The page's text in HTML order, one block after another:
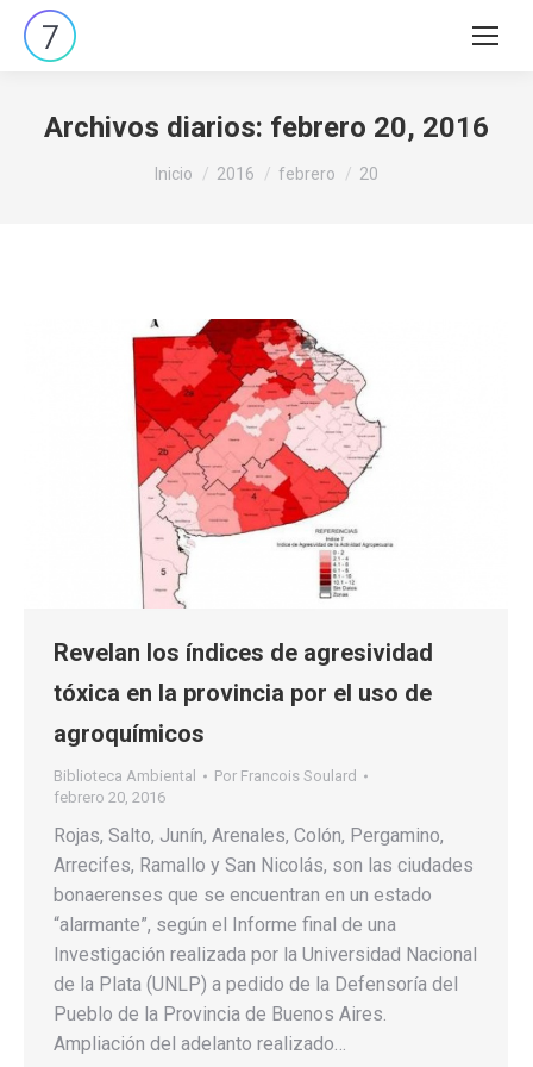
Buscar:
Archivos diarios: febrero 20, 2016
Estás aquí:
Inicio 2016 febrero 20
Revelan los índices de agresividad
tóxica en la provincia por el uso de
agroquímicos
Biblioteca Ambiental Por Francois Soulard
febrero 20, 2016
Rojas, Salto, Junín, Arenales, Colón, Pergamino,
Arrecifes, Ramallo y San Nicolás, son las ciudades
bonaerenses que se encuentran en un estado
“alarmante”, según el Informe final de una
Investigación realizada por la Universidad Nacional
de la Plata (UNLP) a pedido de la Defensoría del
Pueblo de la Provincia de Buenos Aires.
Ampliación del adelanto realizado…